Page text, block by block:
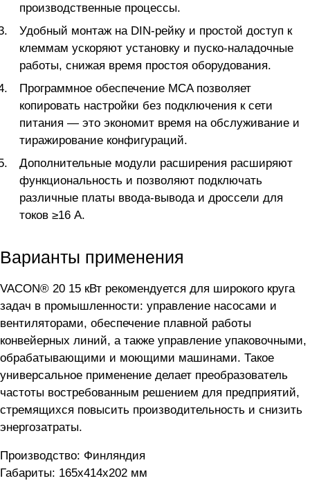
производственные процессы.
Удобный монтаж на DIN-рейку и простой доступ к
клеммам ускоряют установку и пуско-наладочные
работы, снижая время простоя оборудования.
Программное обеспечение MCA позволяет
копировать настройки без подключения к сети
питания — это экономит время на обслуживание и
тиражирование конфигураций.
Дополнительные модули расширения расширяют
функциональность и позволяют подключать
различные платы ввода-вывода и дроссели для
токов ≥16 А.
Варианты применения
VACON® 20 15 кВт рекомендуется для широкого круга
задач в промышленности: управление насосами и
вентиляторами, обеспечение плавной работы
конвейерных линий, а также управление упаковочными,
обрабатывающими и моющими машинами. Такое
универсальное применение делает преобразователь
частоты востребованным решением для предприятий,
стремящихся повысить производительность и снизить
энергозатраты.
Производство: Финляндия
Габариты: 165x414x202 мм